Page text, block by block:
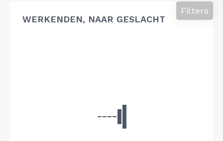
WERKENDEN, NAAR GESLACHT
Filters